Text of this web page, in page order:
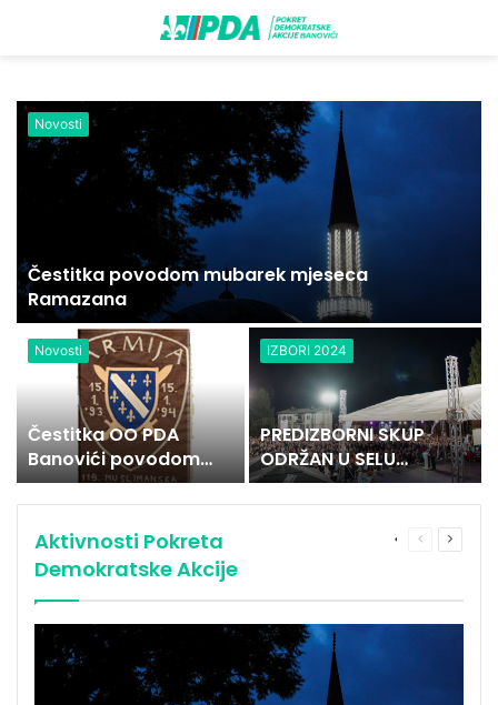
Novosti
Čestitka povodom mubarek mjeseca
Ramazana
Novosti
Čestitka OO PDA
Banovići povodom
dana 119. MBB
IZBORI 2024
PREDIZBORNI SKUP
ODRŽAN U SELU
BANOVIĆA PRED VIŠE
OD 2.500 GRAĐANA
Aktivnosti Pokreta
Demokratske Akcije
More
Previous